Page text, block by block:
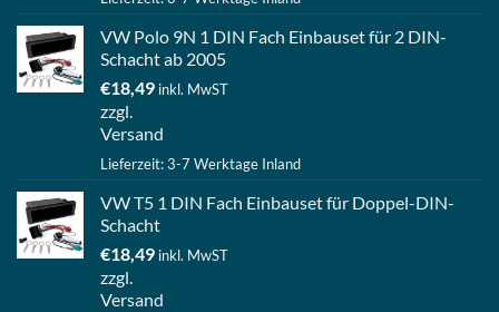
VW Polo 9N 1 DIN Fach Einbauset für 2 DIN-
Schacht ab 2005
€18,49 inkl. MwST
zzgl.
Versand
Lieferzeit: 3-7 Werktage Inland
VW T5 1 DIN Fach Einbauset für Doppel-DIN-
Schacht
€18,49 inkl. MwST
zzgl.
Versand